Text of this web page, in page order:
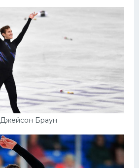
Джейсон Браун